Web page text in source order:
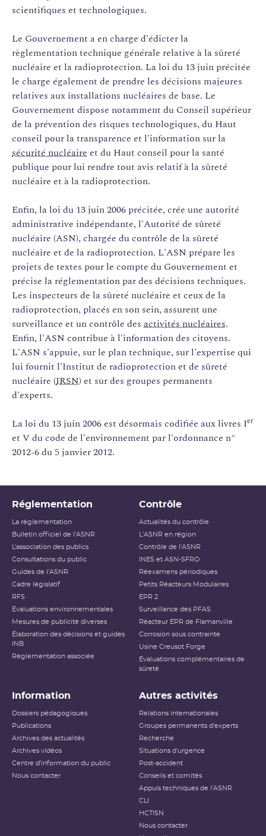
scientifiques et technologiques.
Le Gouvernement a en charge d'édicter la
règlementation technique générale relative à la sûreté
nucléaire et la radioprotection. La loi du 13 juin précitée
le charge également de prendre les décisions majeures
relatives aux installations nucléaires de base. Le
Gouvernement dispose notamment du Conseil supérieur
de la prévention des risques technologiques, du Haut
conseil pour la transparence et l'information sur la
sécurité nucléaire et du Haut conseil pour la santé
publique pour lui rendre tout avis relatif à la sûreté
nucléaire et à la radioprotection.
Enfin, la loi du 13 juin 2006 précitée, crée une autorité
administrative indépendante, l'Autorité de sûreté
nucléaire (ASN), chargée du contrôle de la sûreté
nucléaire et de la radioprotection. L'ASN prépare les
projets de textes pour le compte du Gouvernement et
précise la réglementation par des décisions techniques.
Les inspecteurs de la sûreté nucléaire et ceux de la
radioprotection, placés en son sein, assurent une
surveillance et un contrôle des activités nucléaires.
Enfin, l'ASN contribue à l'information des citoyens.
L'ASN s'appuie, sur le plan technique, sur l'expertise qui
lui fournit l'Institut de radioprotection et de sûreté
nucléaire (IRSN) et sur des groupes permanents
d'experts.
La loi du 13 juin 2006 est désormais codifiée aux livres Ier
et V du code de l'environnement par l'ordonnance n°
2012-6 du 5 janvier 2012.
Réglementation
La réglementation
Bulletin officiel de l'ASNR
L’association des publics
Consultations du public
Guides de l'ASNR
Cadre législatif
RFS
Évaluations environnementales
Mesures de publicité diverses
Élaboration des décisions et guides
INB
Réglementation associée
Contrôle
Actualités du contrôle
L'ASNR en région
Contrôle de l'ASNR
INES et ASN-SFRO
Réexamens périodiques
Petits Réacteurs Modulaires
EPR 2
Surveillance des PFAS
Réacteur EPR de Flamanville
Corrosion sous contrainte
Usine Creusot Forge
Évaluations complémentaires de
sûreté
Information
Dossiers pédagogiques
Publications
Archives des actualités
Archives vidéos
Centre d'information du public
Nous contacter
Autres activités
Relations internationales
Groupes permanents d'experts
Recherche
Situations d'urgence
Post-accident
Conseils et comités
Appuis techniques de l'ASNR
CLI
HCTISN
Nous contacter